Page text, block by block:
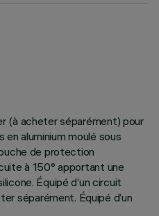
(à acheter séparément) pour
en aluminium moulé sous
de protection
à 150° apportant une
Équipé d’un circuit
séparément. Équipé d’un